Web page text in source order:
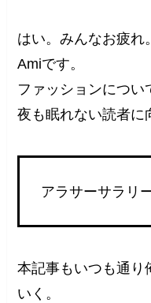
はい。みんなお疲れ。
Amiです。
ファッションについ
夜も眠れない読者に
アラサーサラリ
本記事もいつも通り
いく。